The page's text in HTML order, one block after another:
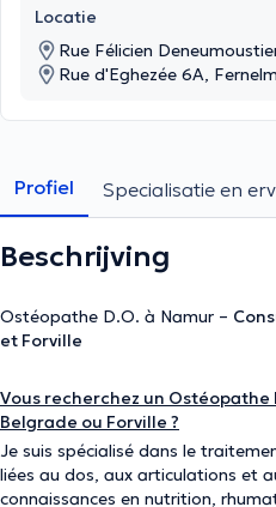
Locatie
Rue Félicien
Rue d'Eghezée 6A,
Profiel Specialisatie en
Beschrijving
Ostéopathe D.O. à Namur –
et Forville
Vous recherchez un Ostéopathe
Belgrade ou Forville ?
Je suis spécialisé dans le
liées au dos, aux articulations et
connaissances en nutrition,